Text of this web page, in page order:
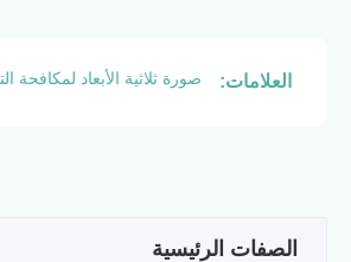
العلامات: صورة ثلاثية الأبعاد لمكافحة
الصفات الرئيسية